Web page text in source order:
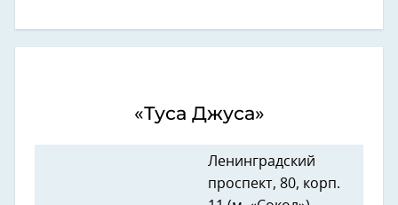
«Туса Джуса»
Ленинградский
проспект, 80, корп.